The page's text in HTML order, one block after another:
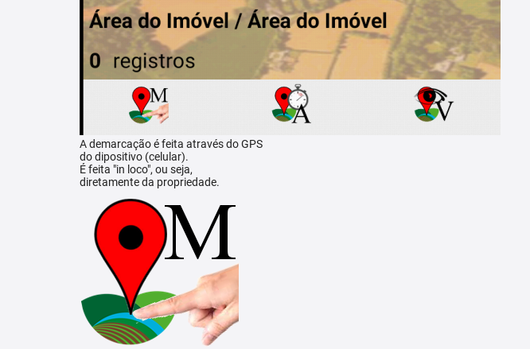
A demarcação é feita através do GPS
do dipositivo (celular).
É feita "in loco", ou seja,
diretamente da propriedade.